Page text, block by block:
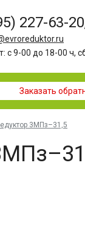
227-63-
с 9-00 до 18-00 ч,
Заказать
3МПз–31,5